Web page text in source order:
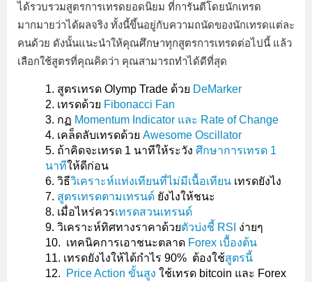
ได้รวบรวมสูตรการเทรดยอดนิยม ที่การันตีโดยนักเทรด
มากมายว่าได้ผลจริง ทั้งนี้ขึ้นอยู่กับความถนัดของนักเทรดแต่ละ
คนด้วย ดังนั้นแนะนำให้คุณศึกษาทุกสูตรการเทรดต่อไปนี้ แล้ว
เลือกใช้สูตรที่คุณคิดว่า คุณสามารถทำได้ดีที่สุด
สูตรเทรด Olymp Trade ด้วย DeMarker
เทรดด้วย Fibonacci Fan
กฏ Momentum Indicator และ Rate of Change
เคล็ดลับเทรดด้วย Awesome Oscillator
ถ้าคิดจะเทรด 1 นาทีให้ระวัง ศึกษาการเทรด 1
นาทีให้ดีก่อน
วิธีวิเคราะห์แท่งเทียนที่ไม่มีเนื้อเทียน เทรดยังไง
สูตรเทรดตามเทรนด์ ยังไงให้ชนะ
เมื่อไหร่ควรเทรดสวนเทรนด์
วิเคราะห์ทิศทางราคาด้วยตัวบ่งชี้ RSI ง่ายๆ
เทคนิคการเอาชนะตลาด Forex เบื้องต้น
เทรดยังไงให้ได้กำไร 90% ต้องใช้สูตรนี้
Price Action ขั้นสูง ใช้เทรด bitcoin และ Forex